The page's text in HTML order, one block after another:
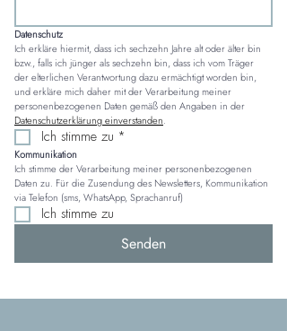
Datenschutz
Ich erkläre hiermit, dass ich sechzehn Jahre alt oder älter bin
bzw., falls ich jünger als sechzehn bin, dass ich vom Träger
der elterlichen Verantwortung dazu ermächtigt worden bin,
und erkläre mich daher mit der Verarbeitung meiner
Datenschutzerklärung einverstanden.
Ich stimme zu *
Kommunikation
Ich stimme der Verarbeitung meiner personenbezogenen
Daten zu. Für die Zusendung des Newsletters, Kommunikation
via Telefon (sms, WhatsApp, Sprachanruf)
Ich stimme zu
Senden